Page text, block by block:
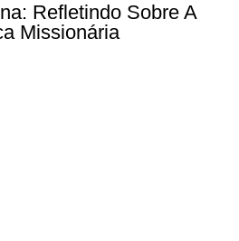
Refletindo Sobre A
Missionária